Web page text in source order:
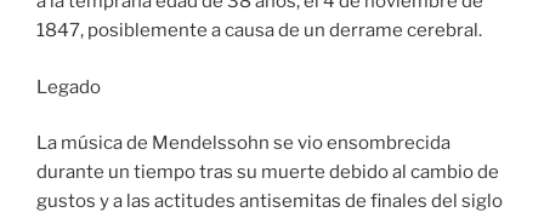
1847, posiblemente a causa de un derrame cerebral.
Legado
La música de Mendelssohn se vio ensombrecida
durante un tiempo tras su muerte debido al cambio de
gustos y a las actitudes antisemitas de finales del siglo